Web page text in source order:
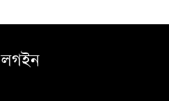
লগইন